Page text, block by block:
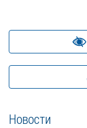
Новости